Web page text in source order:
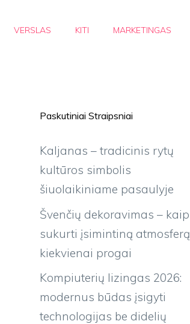
VERSLAS KITI MARKETINGAS
Paskutiniai Straipsniai
Kaljanas – tradicinis rytų
kultūros simbolis
šiuolaikiniame pasaulyje
Švenčių dekoravimas – kaip
sukurti įsimintiną atmosferą
kiekvienai progai
Kompiuterių lizingas 2026:
modernus būdas įsigyti
technologijas be didelių